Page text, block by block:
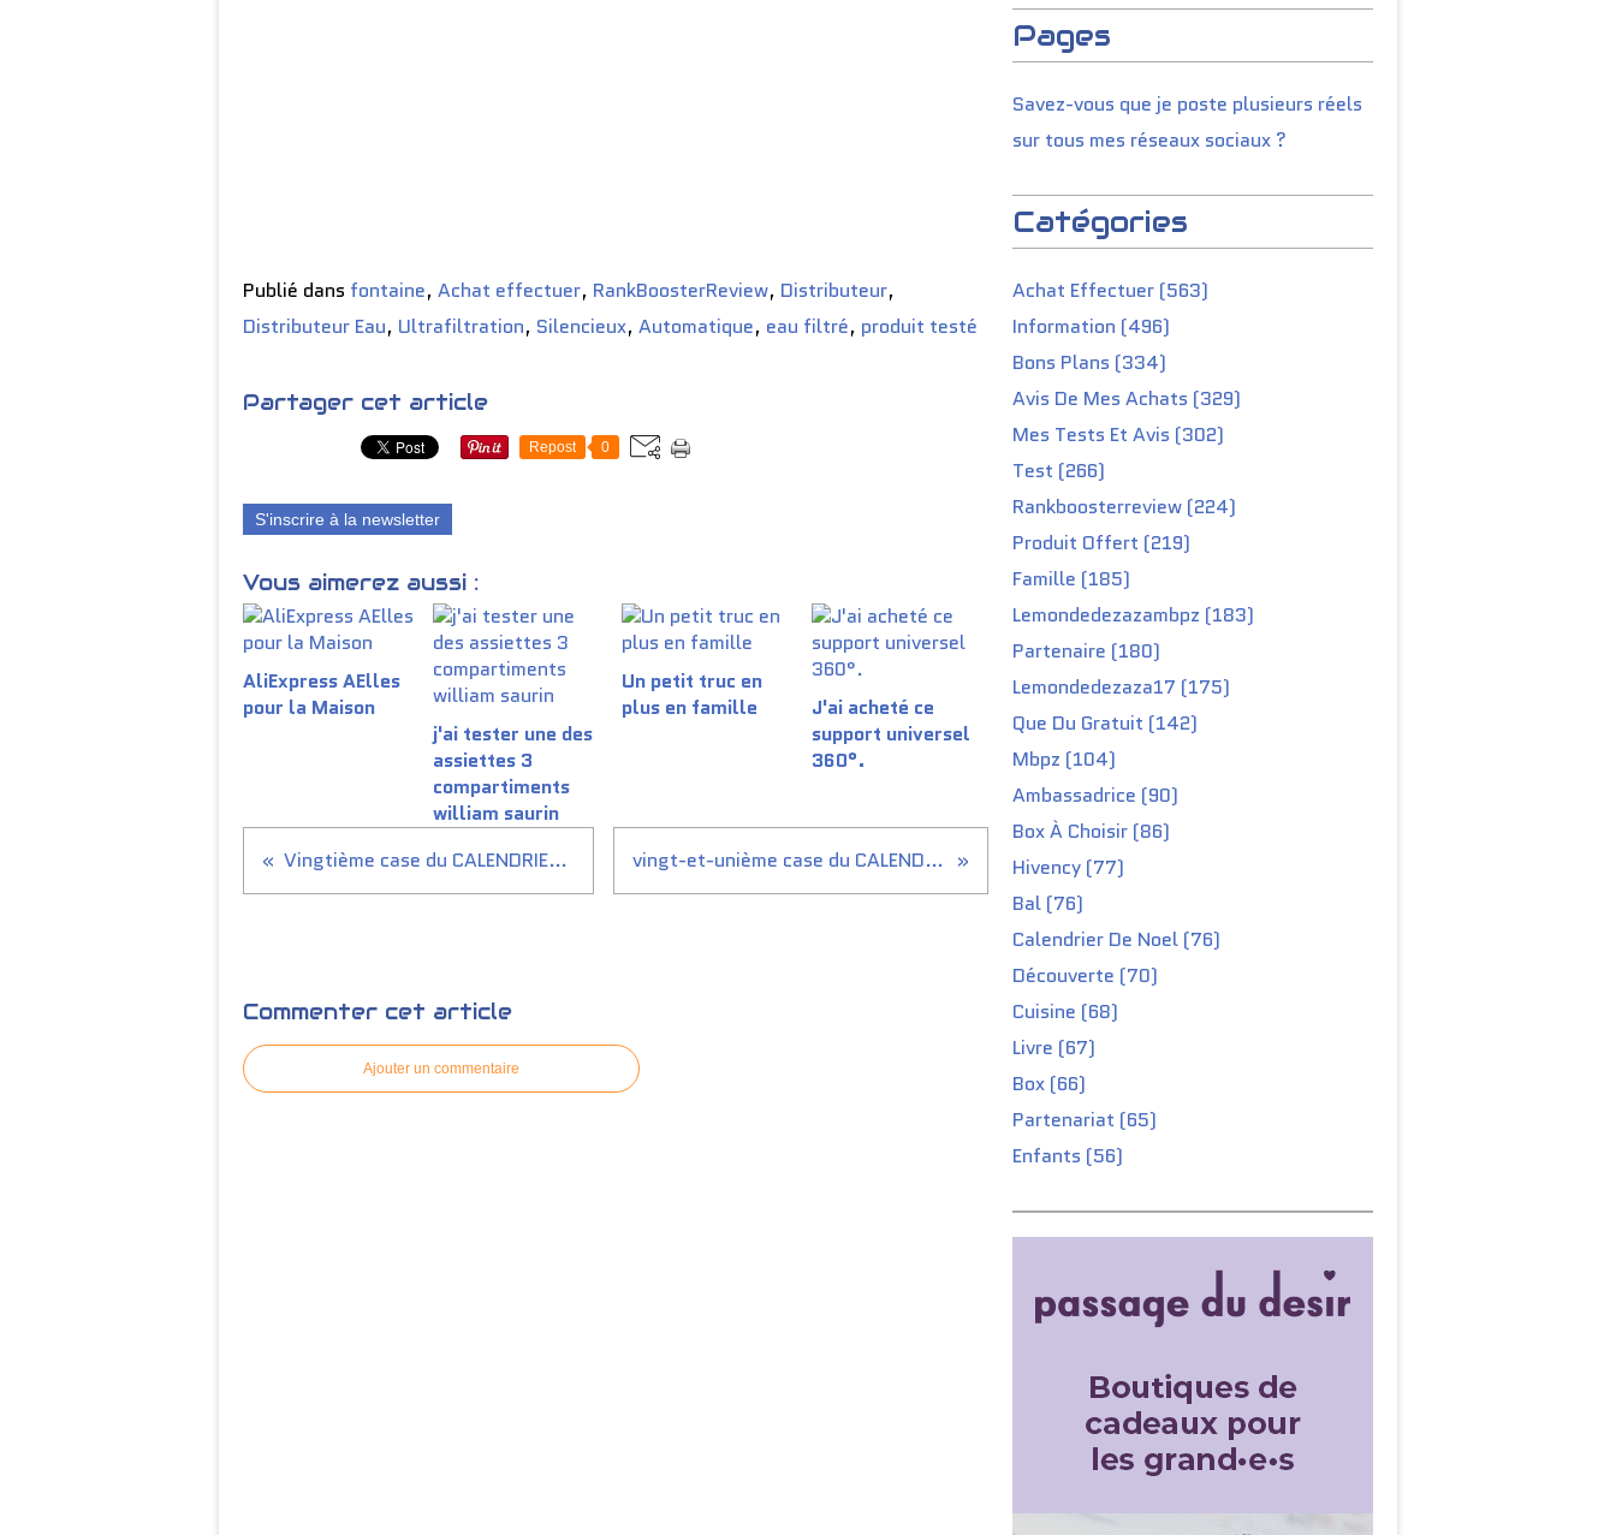
Publié dans fontaine, Achat effectuer, RankBoosterReview, Distributeur,
Distributeur Eau, Ultrafiltration, Silencieux, Automatique, eau filtré, produit testé
Partager cet article
Repost 0
S'inscrire à la newsletter
Vous aimerez aussi :
AliExpress AElles
pour la Maison
j'ai tester une des
assiettes 3
compartiments
william saurin
Un petit truc en
plus en famille
J'ai acheté ce
support universel
360°.
Vingtième case du CALENDRIER DE L'AVENT 2022 du site passage du désir vingt-et-unième case du CALENDRIER DE L'AVENT 2022 du site passage du désir
Commenter cet article
Ajouter un commentaire
Pages
Savez-vous que je poste plusieurs réels
sur tous mes réseaux sociaux ?
Catégories
Achat Effectuer (563)
Information (496)
Bons Plans (334)
Avis De Mes Achats (329)
Mes Tests Et Avis (302)
Test (266)
Rankboosterreview (224)
Produit Offert (219)
Famille (185)
Lemondedezazambpz (183)
Partenaire (180)
Lemondedezaza17 (175)
Que Du Gratuit (142)
Mbpz (104)
Ambassadrice (90)
Box À Choisir (86)
Hivency (77)
Bal (76)
Calendrier De Noel (76)
Découverte (70)
Cuisine (68)
Livre (67)
Box (66)
Partenariat (65)
Enfants (56)